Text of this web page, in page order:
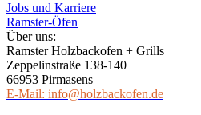
Jobs und Karriere
Ramster-Öfen
Über uns:
Ramster Holzbackofen + Grills
Zeppelinstraße 138-140
66953 Pirmasens
E-Mail: info@holzbackofen.de